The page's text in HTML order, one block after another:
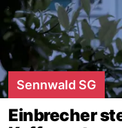
Sennwald SG
Einbrecher